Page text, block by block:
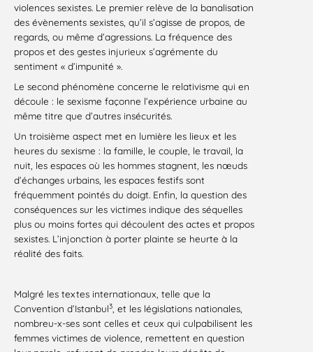
violences sexistes. Le premier relève de la banalisation
des évènements sexistes, qu’il s’agisse de propos, de
regards, ou même d’agressions. La fréquence des
propos et des gestes injurieux s’agrémente du
sentiment « d’impunité ».
Le second phénomène concerne le relativisme qui en
découle : le sexisme façonne l’expérience urbaine au
même titre que d’autres insécurités.
Un troisième aspect met en lumière les lieux et les
heures du sexisme : la famille, le couple, le travail, la
nuit, les espaces où les hommes stagnent, les nœuds
d’échanges urbains, les espaces festifs sont
fréquemment pointés du doigt. Enfin, la question des
conséquences sur les victimes indique des séquelles
plus ou moins fortes qui découlent des actes et propos
sexistes. L’injonction à porter plainte se heurte à la
réalité des faits.
Malgré les textes internationaux, telle que la
Convention d’Istanbul3 , et les législations nationales,
nombreu-x-ses sont celles et ceux qui culpabilisent les
femmes victimes de violence, remettent en question